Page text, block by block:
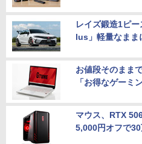
レイズ鍛造1ピ
lus」軽量なまま
お値段そのまま
「お得なゲーミ
マウス、RTX
5,000円オフで30